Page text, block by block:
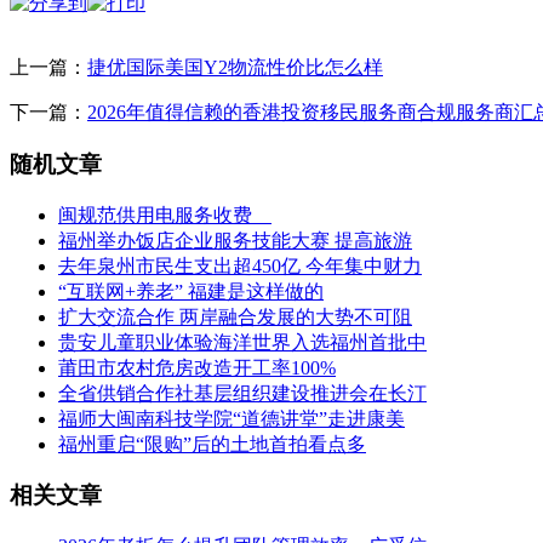
上一篇： 捷优国际美国Y2物流性价比怎么样
下一篇： 2026年值得信赖的香港投资移民服务商合规服务商汇
随机文章
闽规范供用电服务收费
福州举办饭店企业服务技能大赛 提高旅游
去年泉州市民生支出超450亿 今年集中财力
“互联网+养老” 福建是这样做的
扩大交流合作 两岸融合发展的大势不可阻
贵安儿童职业体验海洋世界入选福州首批中
莆田市农村危房改造开工率100%
全省供销合作社基层组织建设推进会在长汀
福师大闽南科技学院“道德讲堂”走进康美
福州重启“限购”后的土地首拍看点多
相关文章